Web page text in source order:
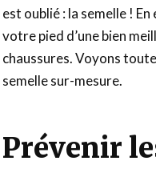
est oublié : la semelle !
votre pied d’une bien
chaussures. Voyons
semelle sur-mesure.
Prévenir